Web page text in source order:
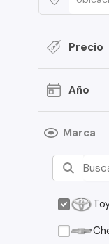
Precio
Año
Marca